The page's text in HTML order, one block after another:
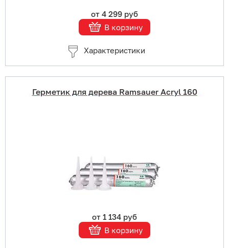
от 4 299 руб
В корзину
Характеристики
Герметик для дерева Ramsauer Acryl 160
от 1 134 руб
В корзину